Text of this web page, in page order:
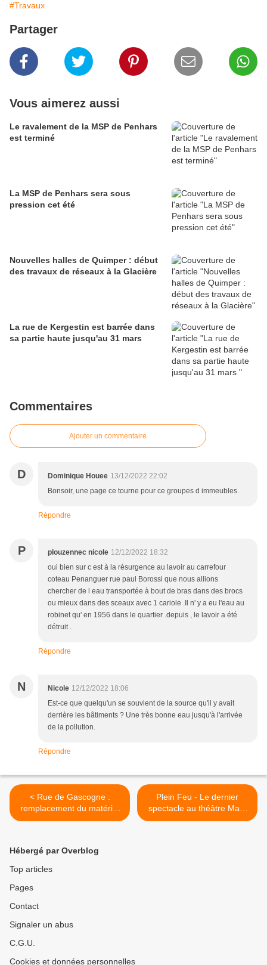
#Travaux
Partager
Vous aimerez aussi
Le ravalement de la MSP de Penhars
est terminé
La MSP de Penhars sera sous
pression cet été
Nouvelles halles de Quimper : début
des travaux de réseaux à la Glacière
La rue de Kergestin est barrée dans
sa partie haute jusqu'au 31 mars
Commentaires
Ajouter un commentaire
D Dominique Houee 13/12/2022 22:02
Bonsoir, une page ce tourne pour ce groupes d immeubles.
Répondre
P plouzennec nicole 12/12/2022 18:32
oui bien sur c est à la résurgence au lavoir au carrefour
coteau Penanguer rue paul Borossi que nous allions
chercher de l eau transportée à bout de bras dans des brocs
ou mieux dans des sceaux avec 1 cariole .Il n' y a eu l'eau au
robinet qu' en 1956 dans le quartier .depuis , le lavoir a été
détruit .
Répondre
N Nicole 12/12/2022 18:06
Est-ce que quelqu'un se souvient de la source qu'il y avait
derrière les bâtiments ? Une très bonne eau jusqu'à l'arrivée
de la pollution.
Répondre
< Rue de Gascogne :
remplacement du matériel
de téléphonie mobile
Plein Feu - Le dernier
spectacle au théâtre Max-
Jacob avant la fermeture
Hébergé par Overblog
Top articles
Pages
Contact
Signaler un abus
C.G.U.
Cookies et données personnelles